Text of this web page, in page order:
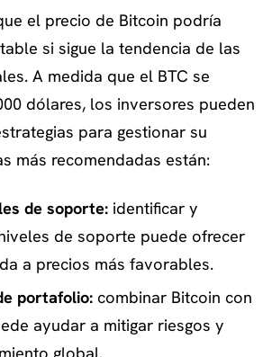
el precio de Bitcoin podría
si sigue la tendencia de las
A medida que el BTC se
dólares, los inversores pueden
para gestionar su
más recomendadas están:
de soporte:identificar y
de soporte puede ofrecer
a precios más favorables.
portafolio:combinar Bitcoin con
ayudar a mitigar riesgos y